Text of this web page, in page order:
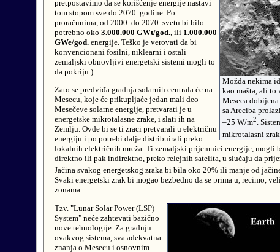
Možda nekima
kao mašta, ali to
Meseca
sa Areciba
–25 W/m2.
mikrotalasni
pretpostavimo da se korišćenje energije nastavi
tom stopom sve do 2070. godine. Po
proračunima, od 2000. do 2070. svetu bi bilo
potrebno oko 3.000.000 GWt/god. , ili 1.000.000
GWe/god. energije. Teško je verovati da bi
konvencionani fosilni, niklearni i ostali
zemaljski obnovljivi energetski sistemi mogli to
da pokriju.)
Zato se predviđa gradnja solarnih centrala će na
Mesecu, koje će prikupljaće jedan mali deo
Mesečeve solarne energije, pretvarati je u
energetske mikrotalasne zrake, i slati ih na
Zemlju. Ovde bi se ti zraci pretvarali u električnu
energiju i po potrebi dalje distribuirali preko
lokalnih električnih mreža. Ti zemaljski prijemnici energije, mogli
direktno ili pak indirektno, preko relejnih satelita, u slučaju da
Jačina svakog energetskog zraka bi bila oko 20% ili manje od
Svaki energetski zrak bi mogao bezbedno da se prima u, recimo,
zonama.
Tzv. "Lunar Solar Power (LSP)
System" neće zahtevati bazično
nove tehnologije. Za gradnju
ovakvog sistema, sva adekvatna
znanja o Mesecu i osnovnim